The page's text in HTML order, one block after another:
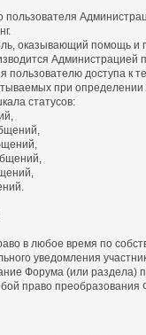
пользователя
оказывающий помощь
Администрацией
пользователю доступа к
при
статусов:
в любое время по
уведомления
Форума (или раздела)
право